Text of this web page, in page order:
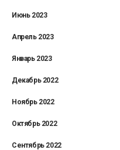
Июнь 2023
Апрель 2023
Январь 2023
Декабрь 2022
Ноябрь 2022
Октябрь 2022
Сентябрь 2022